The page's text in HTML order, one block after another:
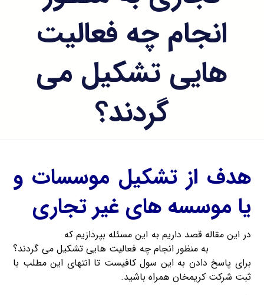
انجام چه فعالیت
هایی تشکیل می
گردند؟
هدف از تشکیل موسسات و
یا موسسه های غیر تجاری
در این مقاله قصد داریم به این مسئله بپردازیم که
به منظور انجام چه فعالیت هایی تشکیل می گردند؟
برای پاسخ دادن به این سول کافیست تا انتهای این مطلب با
ثبت شرکت کریمخان همراه باشید.